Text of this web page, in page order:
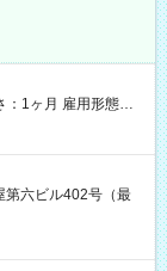
：1ヶ月 雇用形態、
第六ビル402号（最